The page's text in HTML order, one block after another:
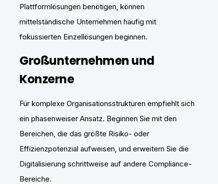
Plattformlösungen benötigen, können
mittelständische Unternehmen häufig mit
fokussierten Einzellösungen beginnen.
Großunternehmen und
Konzerne
Für komplexe Organisationsstrukturen empfiehlt sich
ein phasenweiser Ansatz. Beginnen Sie mit den
Bereichen, die das größte Risiko- oder
Effizienzpotenzial aufweisen, und erweitern Sie die
Digitalisierung schrittweise auf andere Compliance-
Bereiche.